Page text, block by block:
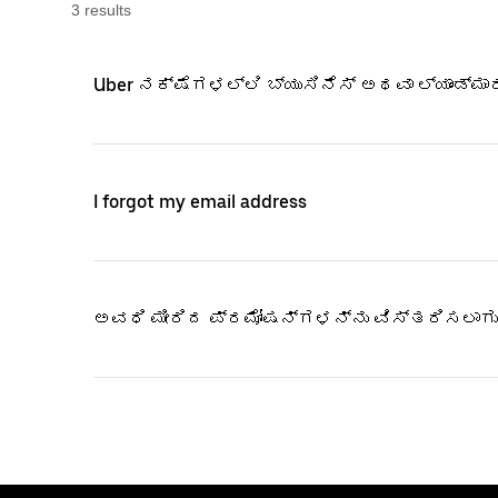
3 results
Uber ನಕ್ಷೆಗಳಲ್ಲಿ ಬ್ಯುಸಿನೆಸ್ ಅಥವಾ
I forgot my email address
ಅವಧಿ ಮೀರಿದ ಪ್ರಮೋಷನ್‌ಗಳನ್ನು